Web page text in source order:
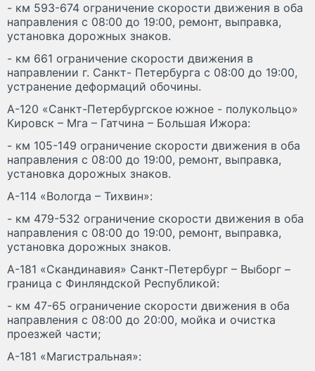
- км 593-674 ограничение скорости движения в оба
направления с 08:00 до 19:00, ремонт, выправка,
установка дорожных знаков.
- км 661 ограничение скорости движения в
направлении г. Санкт- Петербурга с 08:00 до 19:00,
устранение деформаций обочины.
А-120 «Санкт-Петербургское южное - полукольцо»
Кировск – Мга – Гатчина – Большая Ижора:
- км 105-149 ограничение скорости движения в оба
направления с 08:00 до 19:00, ремонт, выправка,
установка дорожных знаков.
А-114 «Вологда – Тихвин»:
- км 479-532 ограничение скорости движения в оба
направления с 08:00 до 19:00, ремонт, выправка,
установка дорожных знаков.
А-181 «Скандинавия» Санкт-Петербург – Выборг –
граница с Финляндской Республикой:
- км 47-65 ограничение скорости движения в оба
направления с 08:00 до 20:00, мойка и очистка
проезжей части;
А-181 «Магистральная»: